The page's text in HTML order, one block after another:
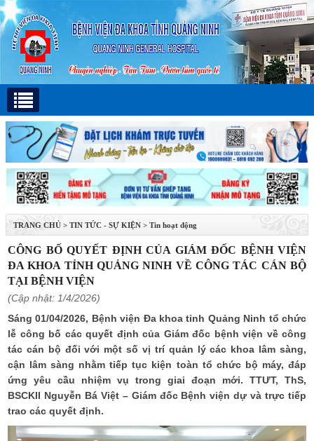
TRANG CHỦ > TIN TỨC - SỰ KIỆN > Tin hoạt động
CÔNG BỐ QUYẾT ĐỊNH CỦA GIÁM ĐỐC BỆNH VIỆN
ĐA KHOA TỈNH QUẢNG NINH VỀ CÔNG TÁC CÁN BỘ
TẠI BỆNH VIỆN
(Cập nhật: 1/4/2026)
Sáng 01/04/2026, Bệnh viện Đa khoa tỉnh Quảng Ninh tổ chức
lễ công bố các quyết định của Giám đốc bệnh viện về công
tác cán bộ đối với một số vị trí quản lý các khoa lâm sàng,
cận lâm sàng nhằm tiếp tục kiện toàn tổ chức bộ máy, đáp
ứng yêu cầu nhiệm vụ trong giai đoạn mới. TTƯT, ThS,
BSCKII Nguyễn Bá Việt – Giám đốc Bệnh viện dự và trực tiếp
trao các quyết định.